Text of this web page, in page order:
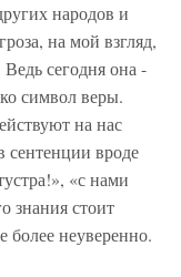
народов и
на мой взгляд,
сегодня она -
символ веры.
на нас
сентенции вроде
«с нами
знания стоит
более неуверенно.